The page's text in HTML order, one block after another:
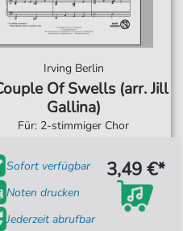
Irving Berlin
Of Swells (arr. Jill
Gallina)
Für: 2-stimmiger Chor
Sofort verfügbar
Noten drucken
Jederzeit abrufbar
3,49 €*